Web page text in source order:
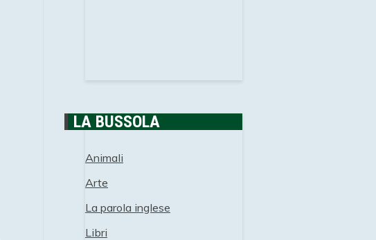
LA BUSSOLA
Animali
Arte
La parola inglese
Libri